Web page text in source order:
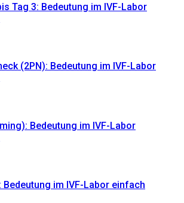
Tag 3: Bedeutung im IVF-Labor
(2PN): Bedeutung im IVF-Labor
Bedeutung im IVF-Labor
Bedeutung im IVF-Labor einfach